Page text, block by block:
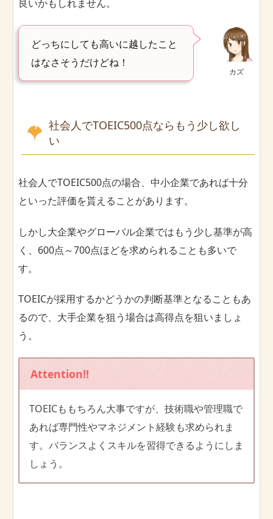
良いかもしれません。
カズ
どっちにしても高いに越したこと
はなさそうだけどね！
社会人でTOEIC500点ならもう少し欲し
い
社会人でTOEIC500点の場合、中小企業であれば十分
といった評価を貰えることがあります。
しかし大企業やグローバル企業ではもう少し基準が高
く、600点～700点ほどを求められることも多いで
す。
TOEICが採用するかどうかの判断基準となることもあ
るので、大手企業を狙う場合は高得点を狙いましょ
う。
Attention!!
TOEICももちろん大事ですが、技術職や管理職で
あれば専門性やマネジメント経験も求められま
す。バランスよくスキルを習得できるようにしま
しょう。